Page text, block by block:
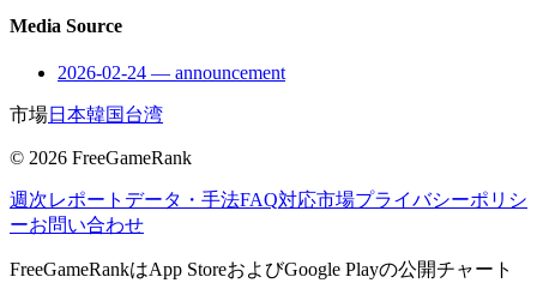
Media Source
2026-02-24 — announcement
市場日本韓国台湾
© 2026 FreeGameRank
週次レポート データ・手法FAQ対応市場プライバシーポリシ
ーお問い合わせ
FreeGameRankはApp StoreおよびGoogle Playの公開チャート